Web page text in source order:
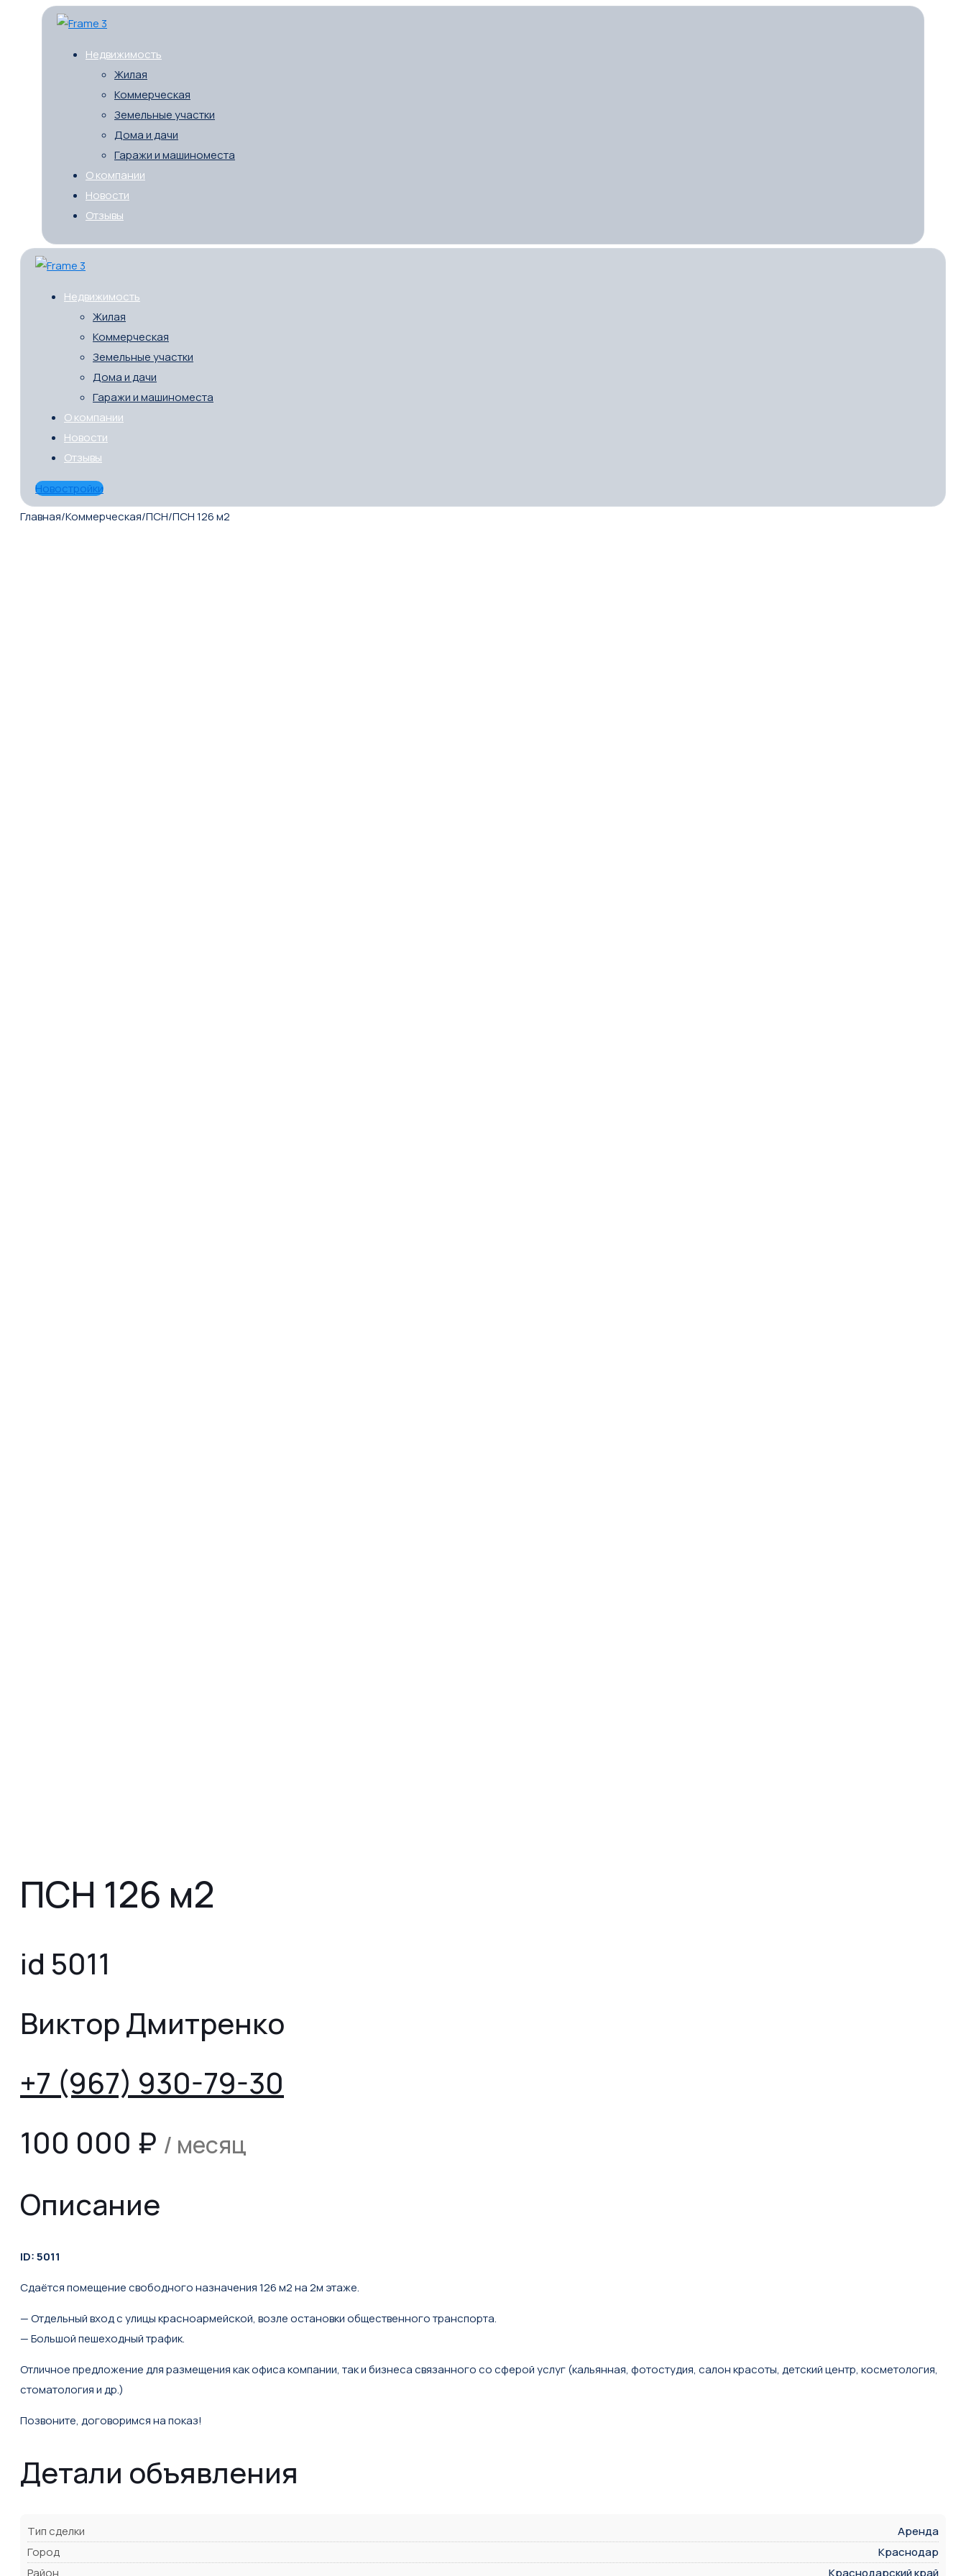
Недвижимость
Жилая
Коммерческая
Земельные участки
Дома и дачи
Гаражи и машиноместа
О компании
Новости
Отзывы
Недвижимость
Жилая
Коммерческая
Земельные участки
Дома и дачи
Гаражи и машиноместа
О компании
Новости
Отзывы
Новостройки
Главная/Коммерческая/ПСН/ПСН 126 м2
ПСН 126 м2
id 5011
Виктор Дмитренко
+7 (967) 930-79-30
100 000 ₽ / месяц
Описание
ID: 5011
Сдаётся помещение свободного назначения 126 м2 на 2м этаже.
— Отдельный вход с улицы красноармейской, возле остановки общественного транспорта.
— Большой пешеходный трафик.
Отличное предложение для размещения как офиса компании, так и бизнеса связанного со сферой услуг (кальянная, фотостудия, салон красоты, детский центр, косметология,
стоматология и др.)
Позвоните, договоримся на показ!
Детали объявления
Тип сделки
Аренда
Город
Краснодар
Район
Краснодарский край